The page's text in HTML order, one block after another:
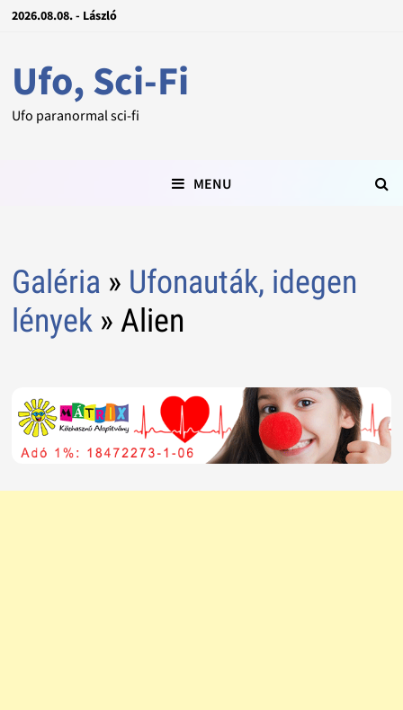
2026.08.08. - László
Ufo, Sci-Fi
Ufo paranormal sci-fi
MENU
Galéria » Ufonauták, idegen
lények» Alien